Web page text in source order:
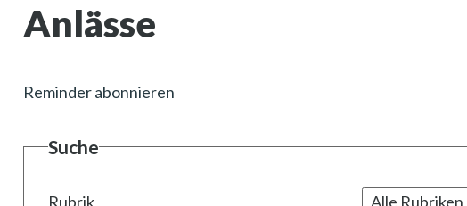
Anlässe
Reminder abonnieren
Suche
Rubrik